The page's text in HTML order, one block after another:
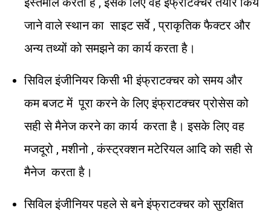
जाने वाले स्थान का साइट सर्वे , प्राकृतिक फैक्टर और
अन्य तथ्यों को समझने का कार्य करता है।
सिविल इंजीनियर किसी भी इंफ्राटक्चर को समय और
कम बजट में पूरा करने के लिए इंफ्राटक्चर प्रोसेस को
सही से मैनेज करने का कार्य करता है। इसके लिए वह
मजदूरो , मशीनो , कंस्ट्रक्शन मटेरियल आदि को सही से
मैनेज करता है।
सिविल इंजीनियर पहले से बने इंफ्राटक्चर को सुरक्षित